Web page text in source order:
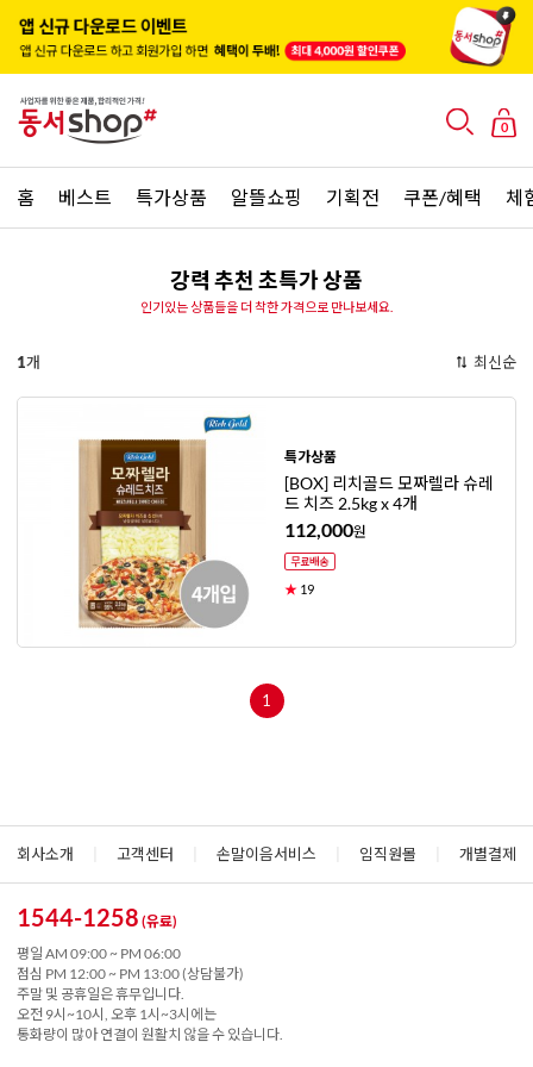
0
홈 베스트 특가상품 알뜰쇼핑 기획전 쿠폰/혜택 체
강력 추천 초특가 상품
인기있는 상품들을 더 착한 가격으로 만나보세요.
1개 최신순
특가상품
[BOX] 리치골드 모짜렐라 슈레
드 치즈 2.5kg x 4개
112,000원
★ 19
1
회사소개 고객센터 손말이음서비스 임직원몰 개별결제
1544-1258 (유료)
평일 AM 09:00 ~ PM 06:00
점심 PM 12:00 ~ PM 13:00 (상담불가)
주말 및 공휴일은 휴무입니다.
오전 9시~10시, 오후 1시~3시에는
통화량이 많아 연결이 원활치 않을 수 있습니다.